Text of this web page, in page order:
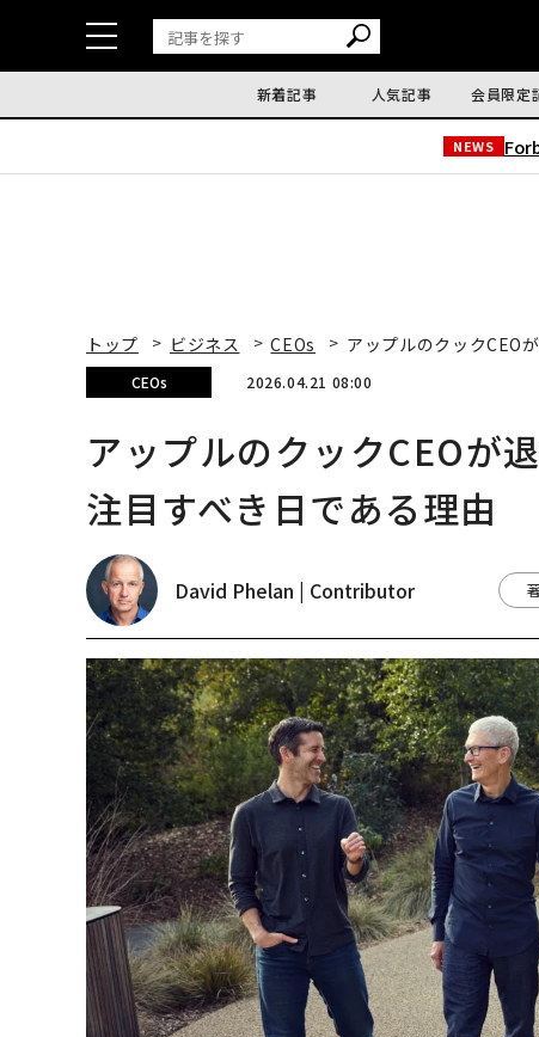
新着記事 人気記事 会員限定
NEWS
トップ ビジネス CEOs アップルのクックCEO
CEOs 2026.04.21 08:00
アップルのクックCEO
注目すべき日である理由
David Phelan | Contributor